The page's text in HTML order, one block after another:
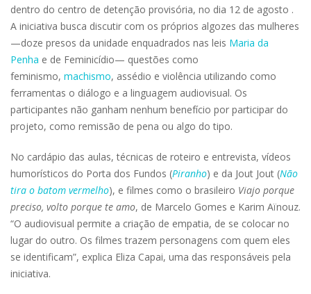
dentro do centro de detenção provisória, no dia 12 de agosto .
A iniciativa busca discutir com os próprios algozes das mulheres
—doze presos da unidade enquadrados nas leis Maria da
Penha e de Feminicídio— questões como
feminismo, machismo, assédio e violência utilizando como
ferramentas o diálogo e a linguagem audiovisual. Os
participantes não ganham nenhum benefício por participar do
projeto, como remissão de pena ou algo do tipo.
No cardápio das aulas, técnicas de roteiro e entrevista, vídeos
humorísticos do Porta dos Fundos (Piranho) e da Jout Jout (Não
tira o batom vermelho), e filmes como o brasileiro Viajo porque
preciso, volto porque te amo, de Marcelo Gomes e Karim Aïnouz.
“O audiovisual permite a criação de empatia, de se colocar no
lugar do outro. Os filmes trazem personagens com quem eles
se identificam”, explica Eliza Capai, uma das responsáveis pela
iniciativa.